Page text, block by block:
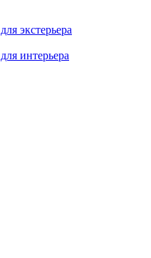
экстерьера
интерьера